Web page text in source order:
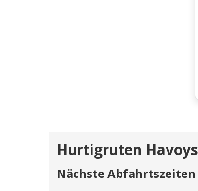
Hurtigruten
Nächste Abfahrtszeiten